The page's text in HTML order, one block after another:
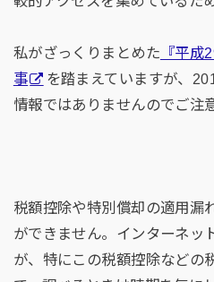
私がざっくりまとめた 『平
事
を踏まえていますが、
情報ではありませんのでご注
税額控除や特別償却の適用漏
ができません。インターネッ
が、特にこの税額控除などの